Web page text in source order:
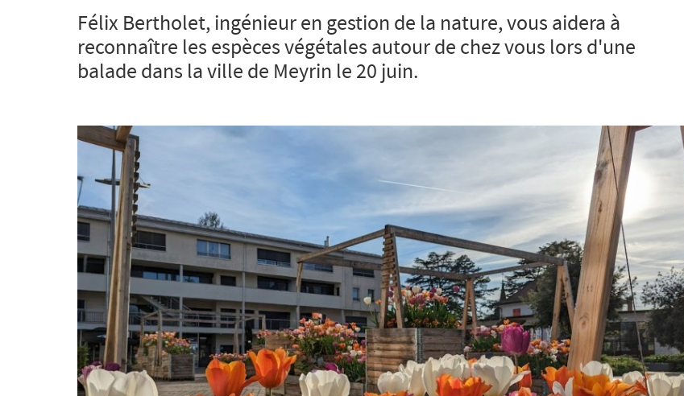
20.06.2026
Félix Bertholet, ingénieur en gestion de la nature, vous aidera à
reconnaître les espèces végétales autour de chez vous lors d'une
balade dans la ville de Meyrin le 20 juin.